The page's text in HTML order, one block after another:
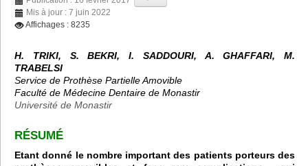
Mis à jour : 7 juin 2022
Affichages : 8235
H. TRIKI, S. BEKRI, I. SADDOURI, A. GHAFFARI, M.
TRABELSI
Service de Prothèse Partielle Amovible
Faculté de Médecine Dentaire de Monastir
Université de Monastir
RÉSUMÉ
Etant donné le nombre important des patients porteurs des